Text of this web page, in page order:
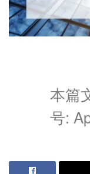
本篇
号: